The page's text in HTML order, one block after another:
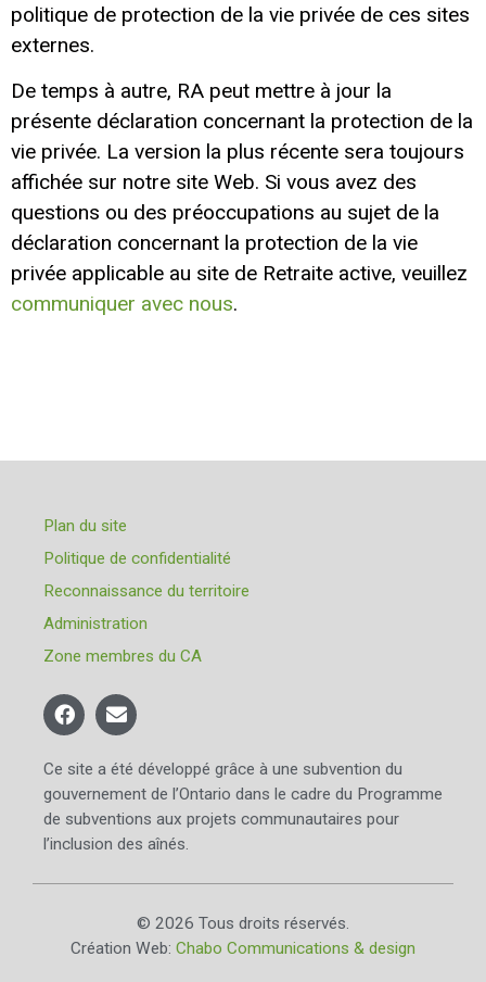
politique de protection de la vie privée de ces sites
externes.
De temps à autre, RA peut mettre à jour la
présente déclaration concernant la protection de la
vie privée. La version la plus récente sera toujours
affichée sur notre site Web. Si vous avez des
questions ou des préoccupations au sujet de la
déclaration concernant la protection de la vie
privée applicable au site de Retraite active, veuillez
communiquer avec nous.
Plan du site
Politique de confidentialité
Reconnaissance du territoire
Administration
Zone membres du CA
Ce site a été développé grâce à une subvention du
gouvernement de l’Ontario dans le cadre du Programme
de subventions aux projets communautaires pour
l’inclusion des aînés.
© 2026 Tous droits réservés.
Création Web: Chabo Communications & design